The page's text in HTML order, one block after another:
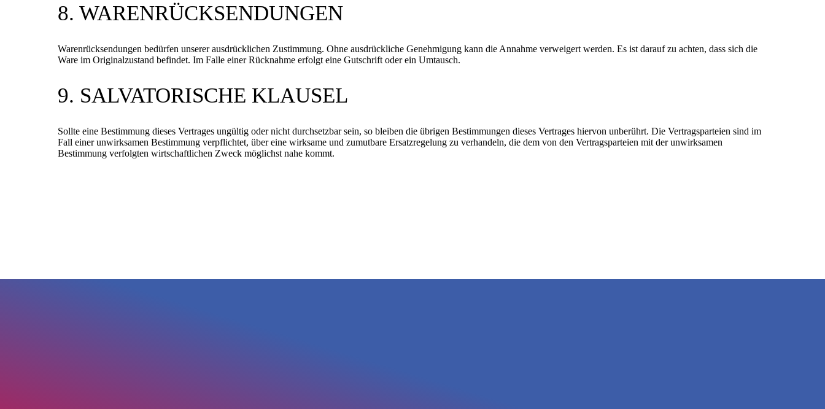
8. WARENRÜCKSENDUNGEN
Warenrücksendungen bedürfen unserer ausdrücklichen Zustimmung. Ohne ausdrückliche Genehmigung kann die Annahme verweigert werden. Es ist darauf zu achten, dass sich die
Ware im Originalzustand befindet. Im Falle einer Rücknahme erfolgt eine Gutschrift oder ein Umtausch.
9. SALVATORISCHE KLAUSEL
Sollte eine Bestimmung dieses Vertrages ungültig oder nicht durchsetzbar sein, so bleiben die übrigen Bestimmungen dieses Vertrages hiervon unberührt. Die Vertragsparteien sind im
Fall einer unwirksamen Bestimmung verpflichtet, über eine wirksame und zumutbare Ersatzregelung zu verhandeln, die dem von den Vertragsparteien mit der unwirksamen
Bestimmung verfolgten wirtschaftlichen Zweck möglichst nahe kommt.